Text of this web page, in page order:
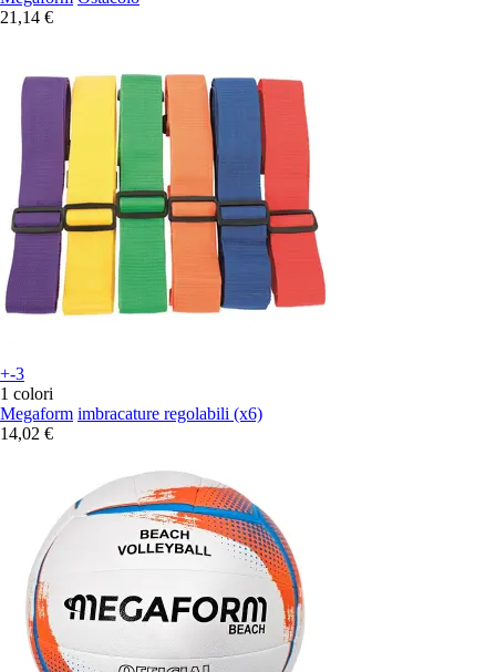
21,14 €
+-3
1 colori
Megaform imbracature regolabili (x6)
14,02 €